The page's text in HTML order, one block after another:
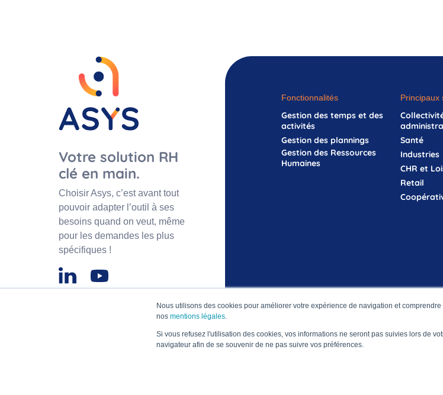
Nous utilisons des cookies pour améliorer votre expérience de navigation et
nos mentions légales.
Si vous refusez l'utilisation des cookies, vos informations ne seront pas suivies lors de
navigateur afin de se souvenir de ne pas suivre vos préférences.
Fonctionnalités
Gestion des temps et des
activités
Gestion des plannings
Gestion des Ressources
Humaines
Principaux
Santé
Industries
CHR et
Retail
Votre solution RH
clé en main.
Choisir Asys, c’est avant tout
pouvoir adapter l’outil à ses
besoins quand on veut, même
pour les demandes les plus
spécifiques !
ASYS © 2026 • Tous droits reservés. Mentions légales